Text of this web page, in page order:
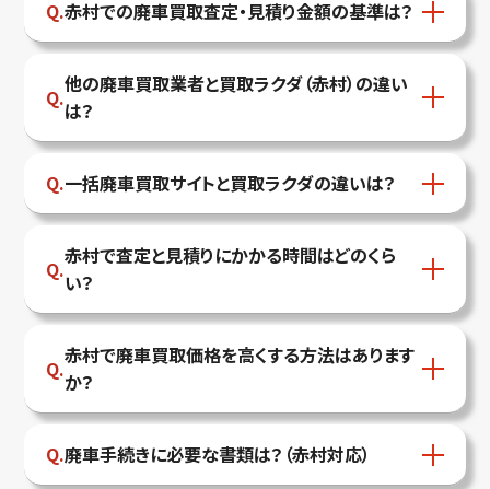
赤村での廃車買取査定・見積り金額の基準は？
他の廃車買取業者と買取ラクダ（赤村）の違い
は？
一括廃車買取サイトと買取ラクダの違いは？
赤村で査定と見積りにかかる時間はどのくら
い？
赤村で廃車買取価格を高くする方法はあります
か？
廃車手続きに必要な書類は？（赤村対応）